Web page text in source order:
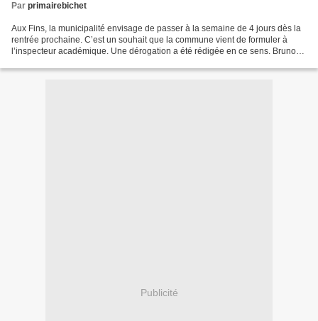
Par primairebichet
Aux Fins, la municipalité envisage de passer à la semaine de 4 jours dès la
rentrée prochaine. C’est un souhait que la commune vient de formuler à
l’inspecteur académique. Une dérogation a été rédigée en ce sens. Bruno
Publicité